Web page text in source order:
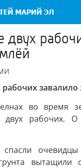
двух
рабочих
во время
двух рабочих. О
очевидцы
вытащили